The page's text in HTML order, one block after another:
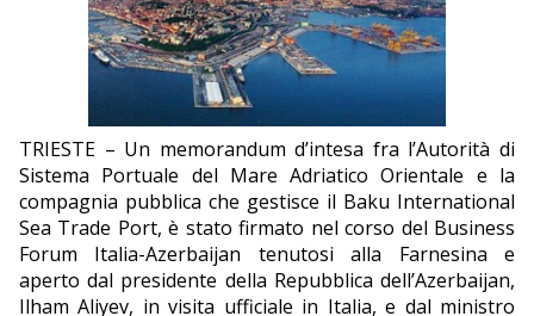
EDITORIALI
TRIESTE – Un memorandum d’intesa fra l’Autorità di
Sistema Portuale del Mare Adriatico Orientale e la
compagnia pubblica che gestisce il Baku International
Sea Trade Port, è stato firmato nel corso del Business
Forum Italia-Azerbaijan tenutosi alla Farnesina e
aperto dal presidente della Repubblica dell’Azerbaijan,
Ilham Aliyev, in visita ufficiale in Italia, e dal ministro